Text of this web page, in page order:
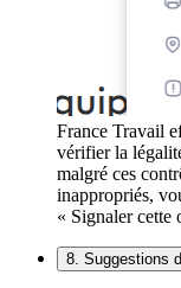
France Travail
vérifier la
malgré ces
inappropriés,
« Signaler cette
8. Suggestions